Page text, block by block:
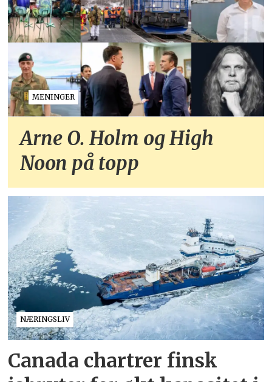
MENINGER
Arne O. Holm og High
Noon på topp
NÆRINGSLIV
Canada chartrer finsk